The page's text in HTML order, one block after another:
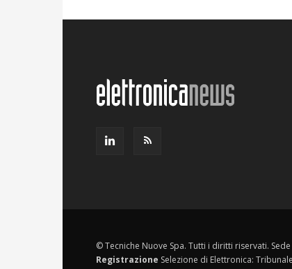
© Tecniche Nuove Spa. Tutti i diritti riservati.
Registrazione Selezione di Elettronica: